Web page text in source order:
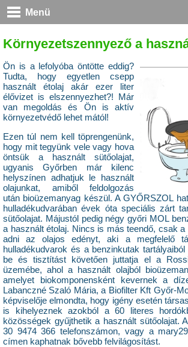
Menü
Környezetszennyező a
Ön is a lefolyóba öntötte eddig?
Tudta, hogy egyetlen csepp
használt étolaj akár ezer liter
élővizet is elszennyezhet?! Már
van megoldás és Ön is aktív
környezetvédő lehet mától!
Ezen túl nem kell töprengenünk,
hogy mit tegyünk vele vagy hova
öntsük a használt sütőolajat,
ugyanis Győrben már kilenc
helyszínen adhatjuk le használt
olajunkat, amiből feldolgozás
után bioüzemanyag készül. A GYŐRSZOL
hulladékudvarában évek óta speciális zárt
sütőolajat. Májustól pedig négy győri MOL
a használt étolaj. Nincs is más teendő, csak
adni az olajos edényt, aki a megfelelő
hulladékudvarok és a benzinkutak
be és tisztítást követően juttatja el a
üzemébe, ahol a használt olajból
amelyet biokomponensként kevernek a
Labanczné Szaló Mária, a Biofilter Kft Győr-
képviselője elmondta, hogy igény esetén
is kihelyeznek azokból a 60 literes
közösségek gyűjthetik a használt sütőolajat.
30 9474 366 telefonszámon, vagy a
címen kaphatnak bővebb felvilágosítást.